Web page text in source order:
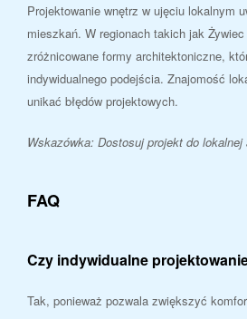
Projektowanie wnętrz w ujęciu lokalnym
mieszkań. W regionach takich jak
zróżnicowane formy architektoniczne,
indywidualnego podejścia. Znajomość
unikać błędów projektowych.
Wskazówka: Dostosuj projekt do lokalnej
FAQ
Czy indywidualne
Tak, ponieważ pozwala zwiększyć